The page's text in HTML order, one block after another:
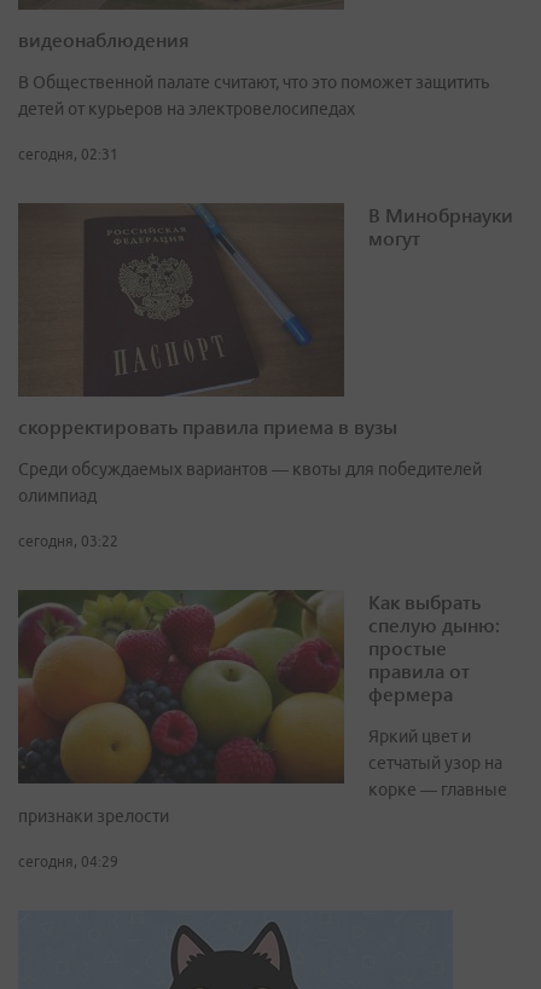
видеонаблюдения
В Общественной палате считают, что это поможет защитить
детей от курьеров на электровелосипедах
сегодня, 02:31
В Минобрнауки
могут
скорректировать правила приема в вузы
Среди обсуждаемых вариантов — квоты для победителей
олимпиад
сегодня, 03:22
Как выбрать
спелую дыню:
простые
правила от
фермера
Яркий цвет и
сетчатый узор на
корке — главные
признаки зрелости
сегодня, 04:29